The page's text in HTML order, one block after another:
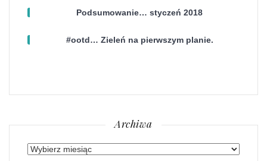
Podsumowanie… styczeń 2018
#ootd… Zieleń na pierwszym planie.
Archiwa
Archiwa